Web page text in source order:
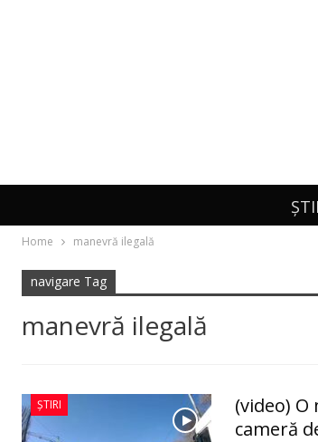
Home manevră ilegală
navigare Tag
manevră ilegală
ȘTIRI
(video)
cameră